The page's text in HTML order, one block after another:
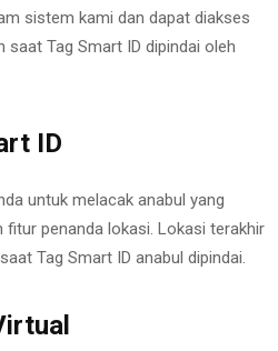
sistem kami dan dapat diakses
saat Tag Smart ID dipindai oleh
ID
untuk melacak anabul yang
fitur penanda lokasi. Lokasi terakhir
Tag Smart ID anabul dipindai.